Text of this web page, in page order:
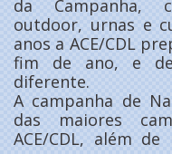
da Campanha,
outdoor, urnas e
anos a ACE/CDL
fim de ano, e
diferente.
A campanha de
das maiores
ACE/CDL, além